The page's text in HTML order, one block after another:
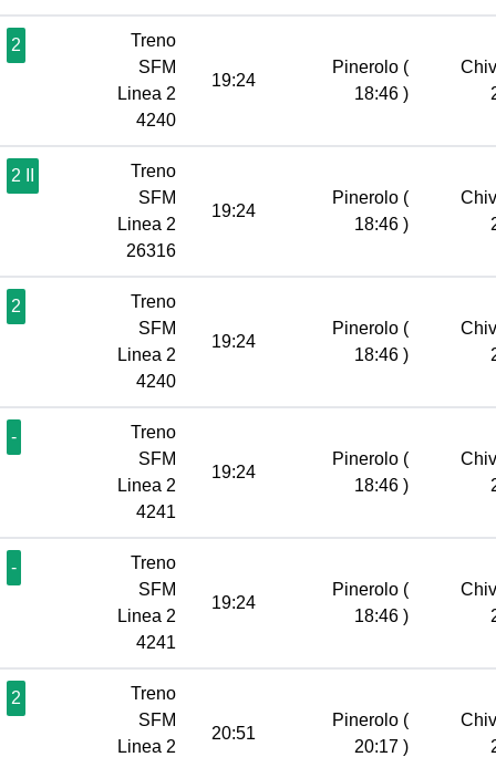
2
Treno
SFM
Linea 2
4240
19:24
Pinerolo (
18:46 )
2 II
Treno
SFM
Linea 2
26316
19:24
Pinerolo (
18:46 )
2
Treno
SFM
Linea 2
4240
19:24
Pinerolo (
18:46 )
-
Treno
SFM
Linea 2
4241
19:24
Pinerolo (
18:46 )
-
Treno
SFM
Linea 2
4241
19:24
Pinerolo (
18:46 )
2
Treno
SFM
Linea 2
20:51
Pinerolo (
20:17 )